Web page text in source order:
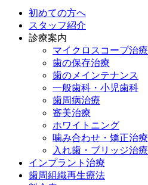
初めての方へ
スタッフ紹介
診療案内
マイクロスコープ治療
歯の保存治療
歯のメインテナンス
一般歯科・小児歯科
歯周病治療
審美治療
ホワイトニング
噛み合わせ・矯正治療
入れ歯・ブリッジ治療
インプラント治療
歯周組織再生療法